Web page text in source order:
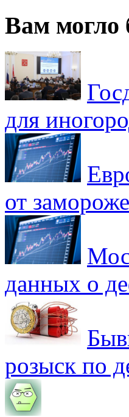
Вам могло
для
от
данных о
розыск по